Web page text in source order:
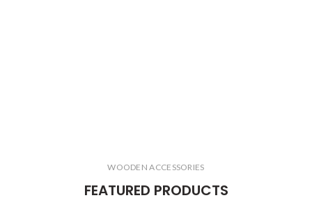
WOODEN ACCESSORIES
FEATURED PRODUCTS